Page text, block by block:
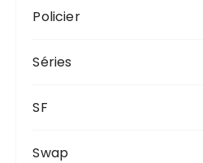
Policier
Séries
SF
Swap